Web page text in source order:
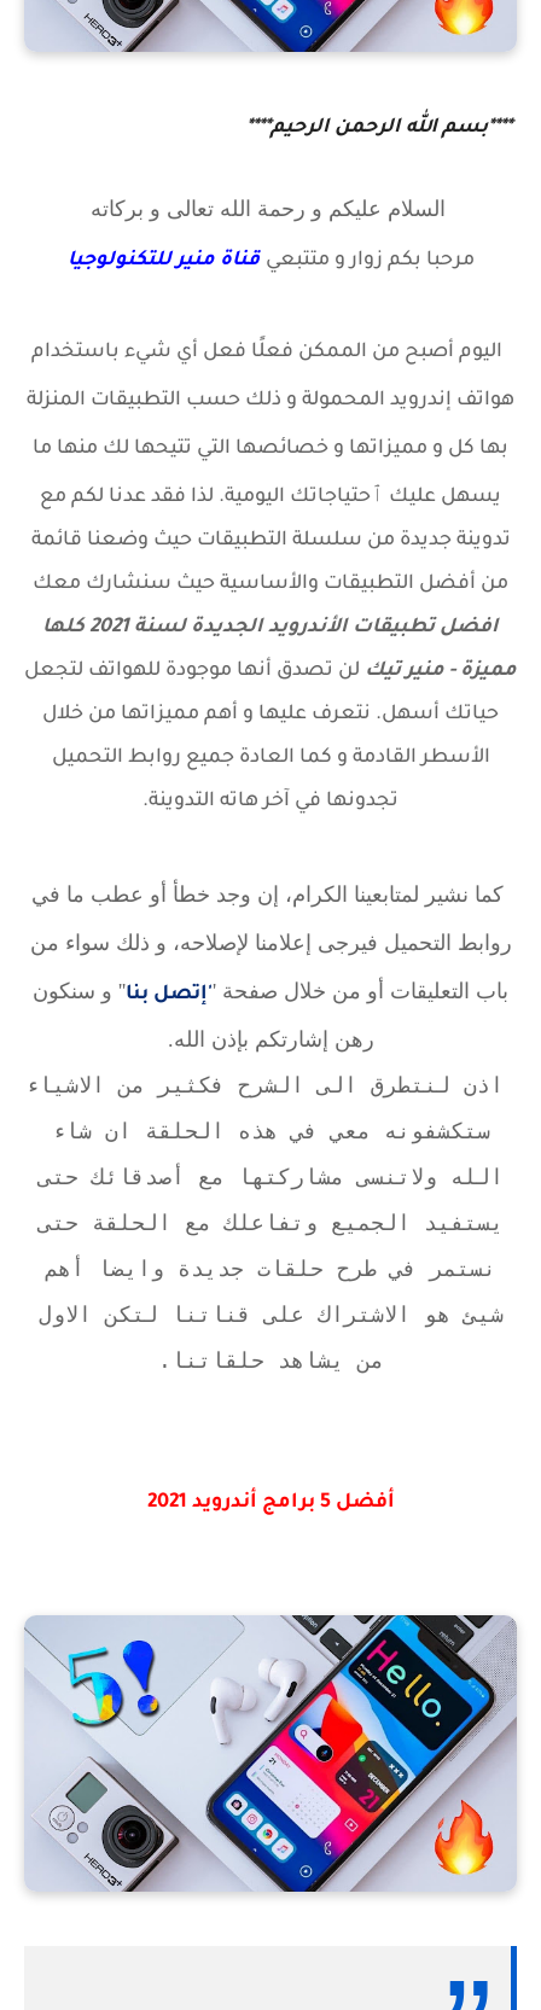
****بسم الله الرحمن الرحيم****
السلام عليكم و رحمة الله تعالى و بركاته
مرحبا بكم زوار و متتبعي قناة منير للتكنولوجيا
اليوم أصبح من الممكن فعلًا فعل أي شيء باستخدام
هواتف إندرويد المحمولة و ذلك حسب التطبيقات المنزلة
بها كل و مميزاتها و خصائصها التي تتيحها لك منها ما
يسهل عليك ٱحتياجاتك اليومية. لذا فقد عدنا لكم مع
تدوينة جديدة من سلسلة التطبيقات حيث وضعنا قائمة
من أفضل التطبيقات والأساسية حيث سنشارك معك
افضل تطبيقات الأندرويد الجديدة لسنة 2021 كلها
مميزة - منير تيك لن تصدق أنها موجودة للهواتف لتجعل
حياتك أسهل. نتعرف عليها و أهم مميزاتها من خلال
الأسطر القادمة و كما العادة جميع روابط التحميل
تجدونها في آخر هاته التدوينة.
كما نشير لمتابعينا الكرام، إن وجد خطأ أو عطب ما في
روابط التحميل فيرجى إعلامنا لإصلاحه، و ذلك سواء من
باب التعليقات أو من خلال صفحة ''إتصل بنا'' و سنكون
رهن إشارتكم بإذن الله.
اذن لنتطرق الى الشرح فكثير من الاشياء
ستكشفونه معي في هذه الحلقة ان شاء
الله ولاتنسى مشاركتها مع أصدقائك حتى
يستفيد الجميع وتفاعلك مع الحلقة حتى
نستمر في طرح حلقات جديدة وايضا أهم
شيئ هو الاشتراك على قناتنا لتكن الاول
من يشاهد حلقاتنا.
أفضل 5 برامج أندرويد 2021